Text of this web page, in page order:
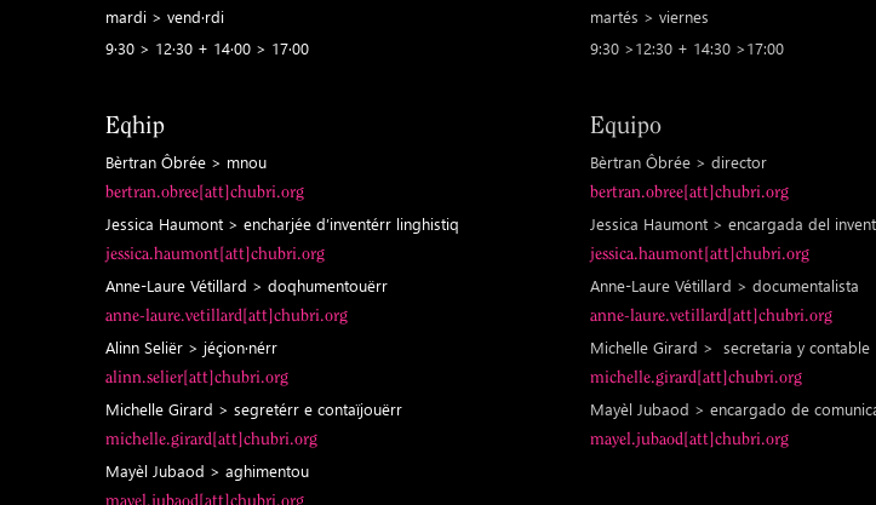
mardi > vend·rdi
9·30 > 12·30 + 14·00 > 17·00
Eqhip
Bèrtran Ôbrée > mnou
bertran.obree[att]chubri.org
Jessica Haumont > encharjée d’inventérr linghistiq
jessica.haumont[att]chubri.org
Anne-Laure Vétillard > doqhumentouërr
anne-laure.vetillard[att]chubri.org
Alinn Seliër > jéçion·nérr
alinn.selier[att]chubri.org
Michelle Girard > segretérr e contaïjouërr
michelle.girard[att]chubri.org
Mayèl Jubaod > aghimentou
martés > viernes
9:30 >12:30 + 14:30 >17:00
Equipo
Bèrtran Ôbrée > director
bertran.obree[att]chubri.org
Jessica Haumont > encargada del
jessica.haumont[att]chubri.org
Anne-Laure Vétillard > documentalista
anne-laure.vetillard[att]chubri.org
Michelle Girard > secretaria y contable
michelle.girard[att]chubri.org
Mayèl Jubaod > encargado de
mayel.jubaod[att]chubri.org